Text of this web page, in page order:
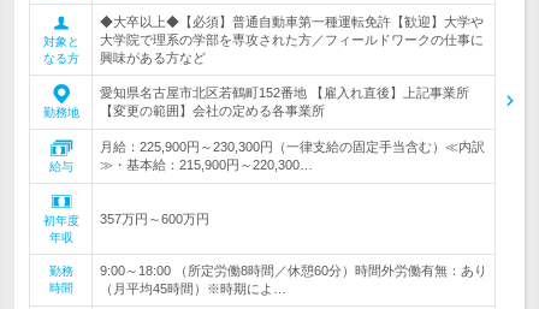
対象と
なる方
◆大卒以上◆【必須】普通自動車第一種運転免許【歓迎】大学や
大学院で理系の学部を専攻された方／フィールドワークの仕事に
興味がある方など
勤務地
愛知県名古屋市北区若鶴町152番地 【雇入れ直後】上記事業所
【変更の範囲】会社の定める各事業所
給与
月給：225,900円～230,300円（一律支給の固定手当含む）≪内訳
≫・基本給：215,900円～220,300…
初年度
年収
357万円～600万円
勤務
時間
9:00～18:00 （所定労働8時間／休憩60分）時間外労働有無：あり
（月平均45時間）※時期によ…